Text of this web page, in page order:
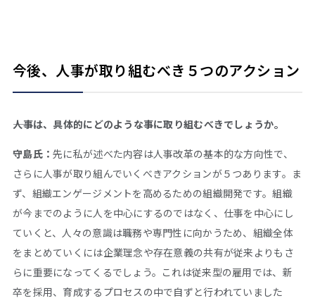
今後、人事が取り組むべき５つのアクション
――人事は、具体的にどのような事に取り組むべきでしょうか。
守島氏：先に私が述べた内容は人事改革の基本的な方向性で、
さらに人事が取り組んでいくべきアクションが５つあります。ま
ず、組織エンゲージメントを高めるための組織開発です。組織
が今までのように人を中心にするのではなく、仕事を中心にし
ていくと、人々の意識は職務や専門性に向かうため、組織全体
をまとめていくには企業理念や存在意義の共有が従来よりもさ
らに重要になってくるでしょう。これは従来型の雇用では、新
卒を採用、育成するプロセスの中で自ずと行われていました